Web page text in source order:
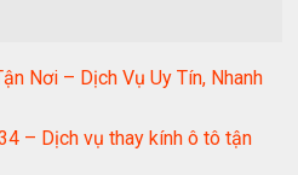
Nơi – Dịch Vụ Uy Tín, Nhanh
– Dịch vụ thay kính ô tô tận